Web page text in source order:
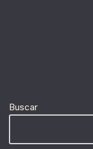
Buscar